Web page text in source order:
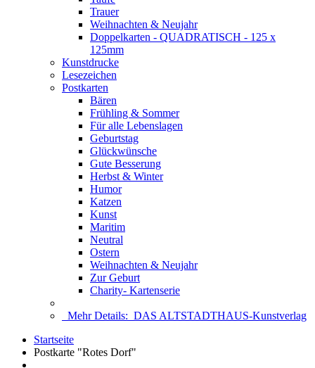
Trauer
Weihnachten & Neujahr
Doppelkarten - QUADRATISCH - 125 x
125mm
Kunstdrucke
Lesezeichen
Postkarten
Bären
Frühling & Sommer
Für alle Lebenslagen
Geburtstag
Glückwünsche
Gute Besserung
Herbst & Winter
Humor
Katzen
Kunst
Maritim
Neutral
Ostern
Weihnachten & Neujahr
Zur Geburt
Charity- Kartenserie
Mehr Details: DAS ALTSTADTHAUS-Kunstverlag
Startseite
Postkarte "Rotes Dorf"